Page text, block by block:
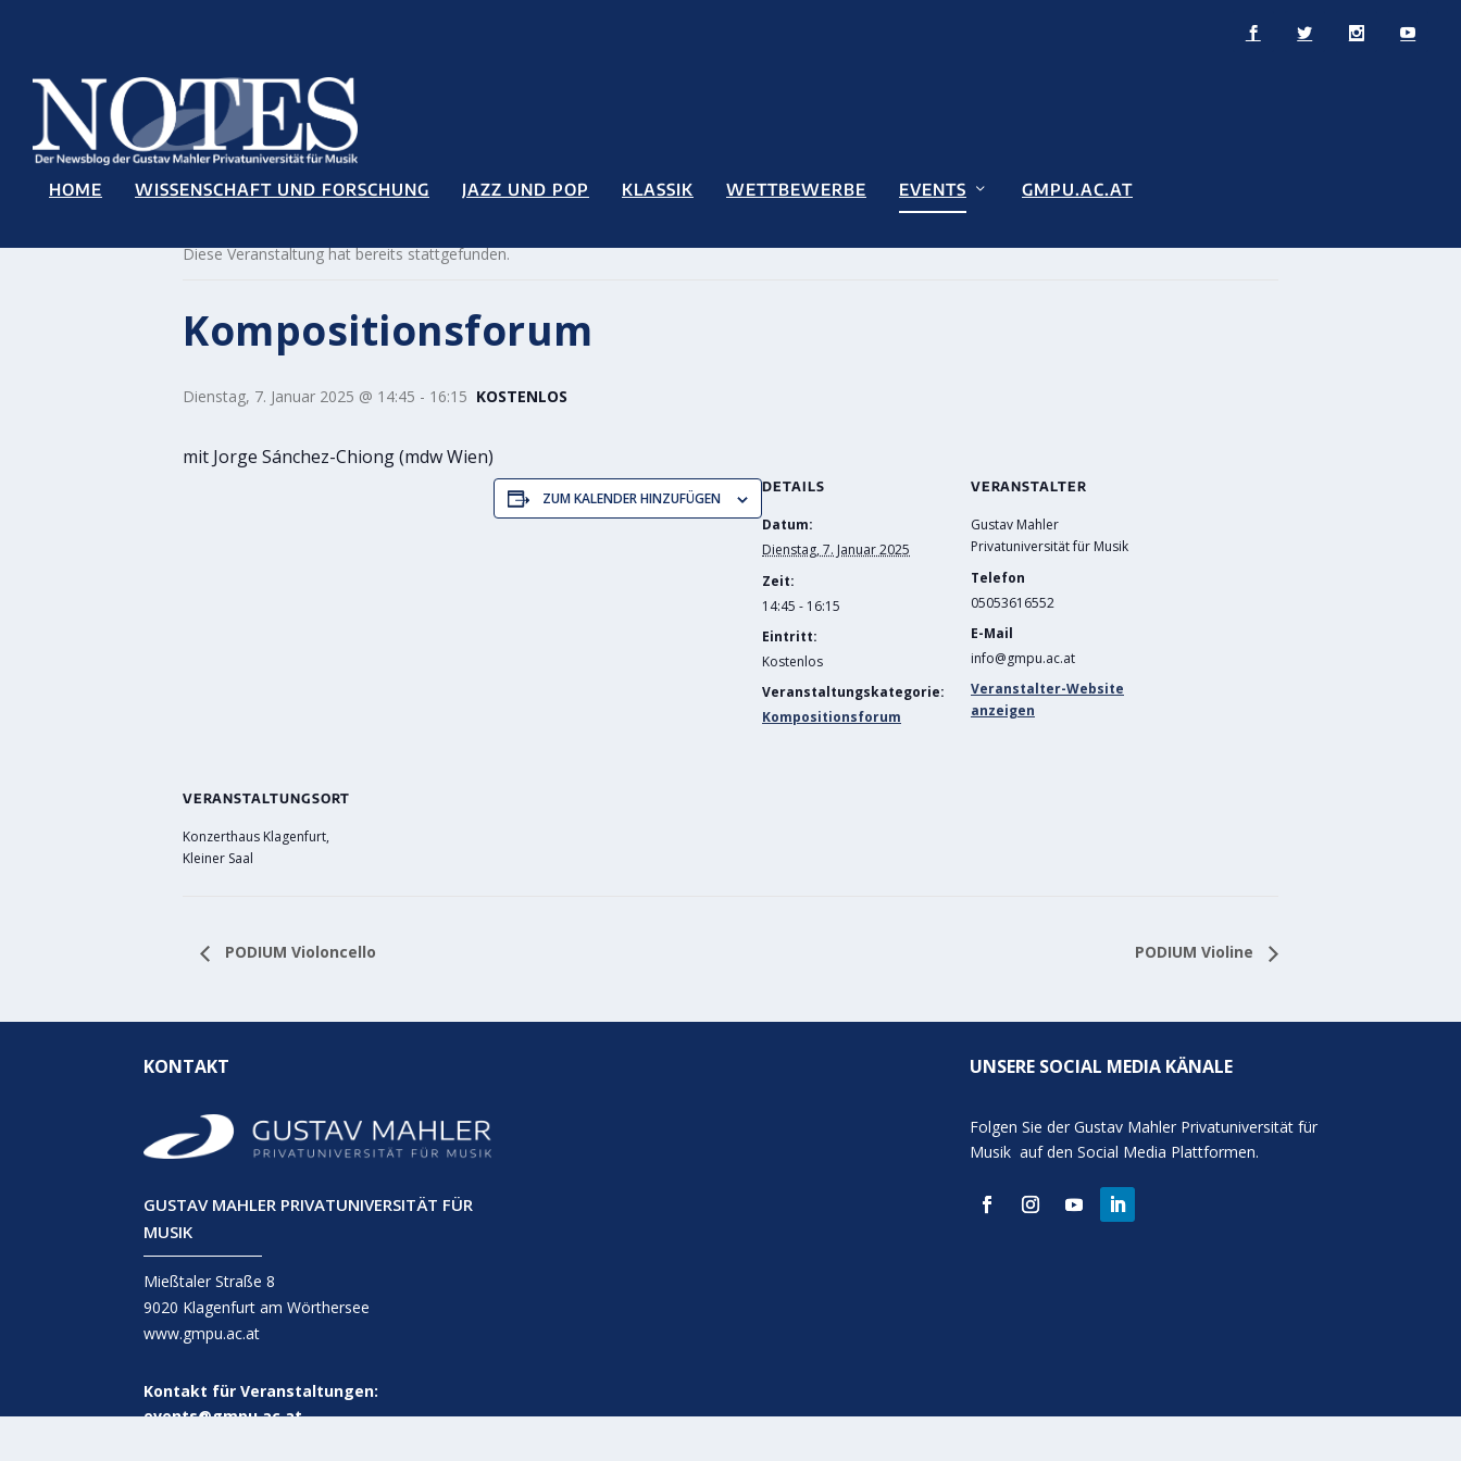
HOME WISSENSCHAFT UND FORSCHUNG JAZZ UND POP KLASSIK WETTBEWERBE EVENTS GMPU.AC.AT
Diese Veranstaltung hat bereits stattgefunden.
Kompositionsforum
Dienstag, 7. Januar 2025 @ 14:45 - 16:15 KOSTENLOS
mit Jorge Sánchez-Chiong (mdw Wien)
ZUM KALENDER HINZUFÜGEN
DETAILS
Datum:
Dienstag, 7. Januar 2025
Zeit:
14:45 - 16:15
Eintritt:
Kostenlos
Veranstaltungskategorie:
Kompositionsforum
VERANSTALTER
Gustav Mahler
Privatuniversität für Musik
Telefon
05053616552
E-Mail
info@gmpu.ac.at
Veranstalter-Website
anzeigen
VERANSTALTUNGSORT
Konzerthaus Klagenfurt,
Kleiner Saal
PODIUM Violoncello PODIUM Violine
KONTAKT
GUSTAV MAHLER PRIVATUNIVERSITÄT FÜR
MUSIK
Mießtaler Straße 8
9020 Klagenfurt am Wörthersee
www.gmpu.ac.at
Kontakt für Veranstaltungen:
events@gmpu.ac.at
UNSERE SOCIAL MEDIA KÄNALE
Folgen Sie der Gustav Mahler Privatuniversität für
Musik auf den Social Media Plattformen.